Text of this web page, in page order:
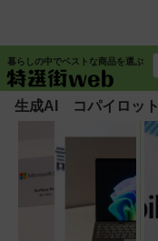
暮らしの中でベストな商品を選ぶ
生成AI コパイロット